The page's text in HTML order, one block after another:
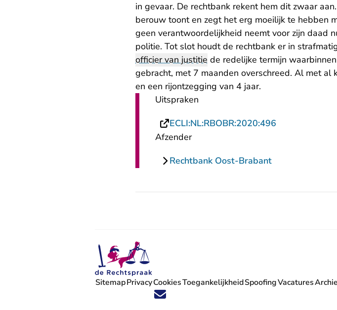
in gevaar. De rechtbank rekent hem dit zwaar
berouw toont en zegt het erg moeilijk te hebben
geen verantwoordelijkheid neemt voor zijn daad
politie. Tot slot houdt de rechtbank er in
officier van justitie de redelijke termijn
gebracht, met 7 maanden overschreed. Al met
en een rijontzegging van 4 jaar.
Uitspraken
ECLI:NL:RBOBR:2020:496
Afzender
Rechtbank Oost-Brabant
Volg ons op X (Twitter) - U verlaat Rechtspraak.nl
Volg ons op Facebook - U verlaat Rechtspraak.nl
Volg ons op Instagram - U verlaat Rechtspraak.nl
Volg ons op Youtube - U verlaat Rechtspraak.nl
Volg ons op LinkedIn - U verlaat Rechtspraak.nl
'Blijf op de hoogte' nieuwsbrief - U verlaat
SitemapPrivacyCookiesToegankelijkheidSpoofingVacatures
- U verlaat